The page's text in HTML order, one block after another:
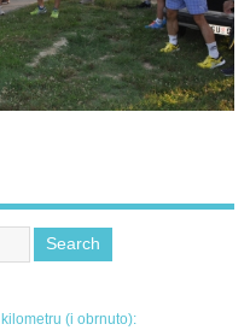
(i obrnuto):